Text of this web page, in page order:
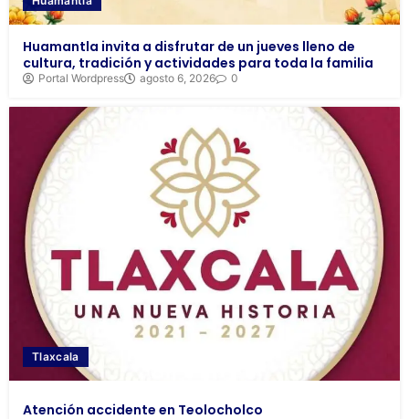
Huamantla invita a disfrutar de un jueves lleno de
cultura, tradición y actividades para toda la familia
Portal Wordpress agosto 6, 2026 0
Tlaxcala
Atención accidente en Teolocholco